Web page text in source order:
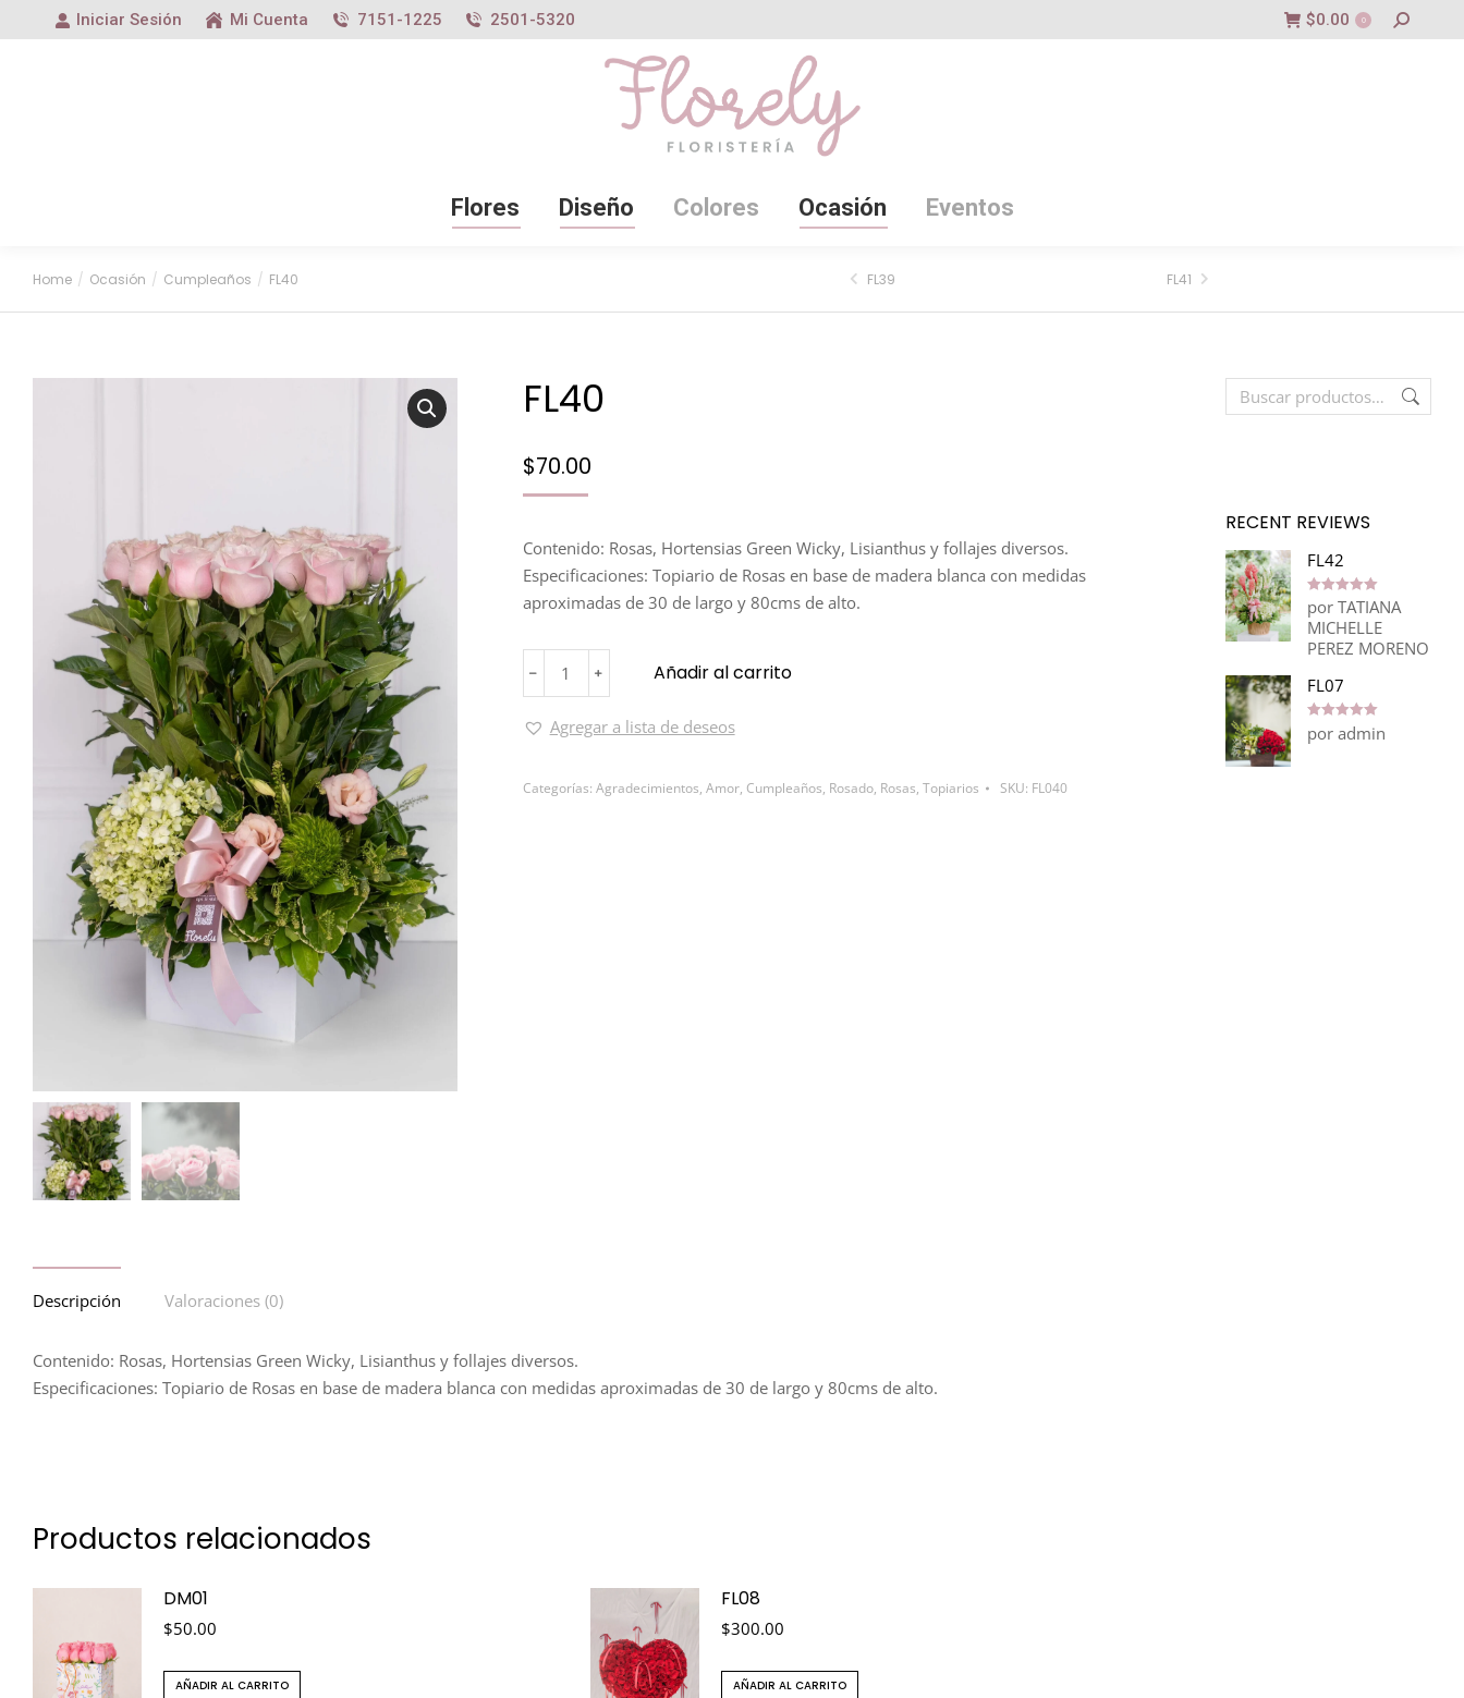
Iniciar Sesión Mi Cuenta 7151-1225 2501-5320 $0.00 0
Flores Diseño Colores Ocasión Eventos
You are here:
Home Ocasión Cumpleaños FL40 FL39 FL41
FL40
$70.00
Contenido: Rosas, Hortensias Green Wicky, Lisianthus y follajes diversos.
Especificaciones: Topiario de Rosas en base de madera blanca con medidas
aproximadas de 30 de largo y 80cms de alto.
﹣ ﹢ Añadir al carrito
Agregar a lista de deseos
Categorías: Agradecimientos, Amor, Cumpleaños, Rosado, Rosas, Topiarios SKU: FL040
Descripción Valoraciones (0)
Contenido: Rosas, Hortensias Green Wicky, Lisianthus y follajes diversos.
Especificaciones: Topiario de Rosas en base de madera blanca con medidas aproximadas de 30 de largo y 80cms de alto.
Productos relacionados
DM01
$50.00
AÑADIR AL CARRITO
FL08
$300.00
AÑADIR AL CARRITO
RECENT REVIEWS
FL42
Valorado en
5
por TATIANA
MICHELLE
PEREZ MORENO
FL07
Valorado en
5
por admin